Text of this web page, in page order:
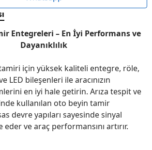
Entegreleri – En İyi Performans ve
Dayanıklılık
için yüksek kaliteli entegre, röle,
LED bileşenleri ile aracınızın
en iyi hale getirin. Arıza tespit ve
kullanılan oto beyin tamir
devre yapıları sayesinde sinyal
ve araç performansını artırır.